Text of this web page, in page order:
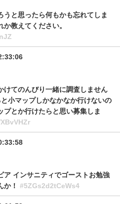
うと思ったら何もかも忘れてしま
か教えてください。
けてのんびり一緒に調査しません
小マップしかなかなか行けないの
プとか行けたらと思い募集しま
ア インサニティでゴーストお勉強
か！ #5ZGs2d2tCeWs4